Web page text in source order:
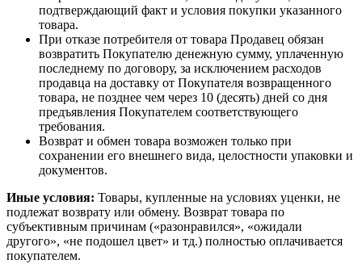
подтверждающий факт и условия покупки указанного
товара.
При отказе потребителя от товара Продавец обязан
возвратить Покупателю денежную сумму, уплаченную
последнему по договору, за исключением расходов
продавца на доставку от Покупателя возвращенного
товара, не позднее чем через 10 (десять) дней со дня
предъявления Покупателем соответствующего
требования.
Возврат и обмен товара возможен только при
сохранении его внешнего вида, целостности упаковки и
документов.
Иные условия: Товары, купленные на условиях уценки, не
подлежат возврату или обмену. Возврат товара по
субъективным причинам («разонравился», «ожидали
другого», «не подошел цвет» и тд.) полностью оплачивается
покупателем.